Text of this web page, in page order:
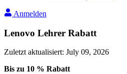
Anmelden
Lenovo Lehrer Rabatt
Zuletzt aktualisiert: July 09, 2026
Bis zu 10 % Rabatt